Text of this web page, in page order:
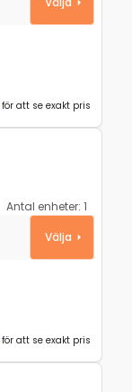
för att se exakt pris
Antal enheter: 1
Välja
för att se exakt pris